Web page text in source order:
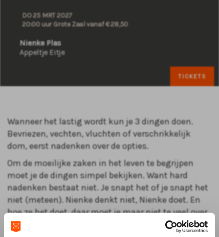
Nienke Plas
Appeltje Eitje
DO 25 MRT 2027
20:00 uur Grote Zaal vanaf € 28,50
TICKETS
Wanneer het lastig wordt kun je 3 dingen doen.
Bevriezen, vechten, vluchten of verschrikkelijk
dom, eerst nadenken over de opties.
Om de moeilijke zaken in het leven te begrijpen
moet je de dingen simpel bekijken. Want hard
nadenken bestaat niet. Je snapt het of je snapt het
niet (meteen). Nienke denkt niet, Nienke doet. En
hoe ze het doet, daar moet je maar niet te veel over
nadenken!